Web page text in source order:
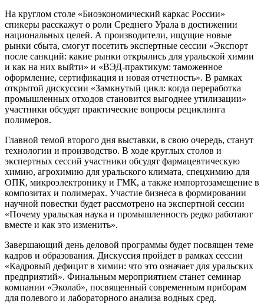
На круглом столе «Биоэкономический каркас России»
спикеры расскажут о роли Среднего Урала в достижении
национальных целей. А производители, ищущие новые
рынки сбыта, смогут посетить экспертные сессии «Экспорт
после санкций: какие рынки открылись для уральской химии
и как на них выйти» и «ВЭД-практикум: таможенное
оформление, сертификация и новая отчетность». В рамках
открытой дискуссии «Замкнутый цикл: когда переработка
промышленных отходов становится выгоднее утилизации»
участники обсудят практические вопросы рециклинга
полимеров.
Главной темой второго дня выставки, в свою очередь, станут
технологии и производство. В ходе круглых столов и
экспертных сессий участники обсудят фармацевтическую
химию, агрохимию для уральского климата, спецхимию для
ОПК, микроэлектронику и ГМК, а также импортозамещение в
композитах и полимерах. Участие бизнеса в формировании
научной повестки будет рассмотрено на экспертной сессии
«Почему уральская наука и промышленность редко работают
вместе и как это изменить».
Завершающий день деловой программы будет посвящен теме
кадров и образования. Дискуссия пройдет в рамках сессии
«Кадровый дефицит в химии: что это означает для уральских
предприятий». Финальным мероприятием станет семинар
компании «Эколаб», посвященный современным приборам
для полевого и лабораторного анализа водных сред.